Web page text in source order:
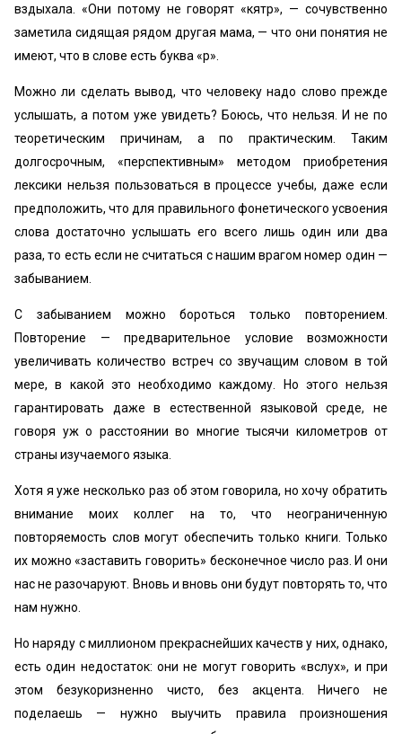
вздыхала. «Они потому не говорят «кятр», — сочувственно
заметила сидящая рядом другая мама, — что они понятия не
имеют, что в слове есть буква «р».
Можно ли сделать вывод, что человеку надо слово прежде
услышать, а потом уже увидеть? Боюсь, что нельзя. И не по
теоретическим причинам, а по практическим. Таким
долгосрочным, «перспективным» методом приобретения
лексики нельзя пользоваться в процессе учебы, даже если
предположить, что для правильного фонетического усвоения
слова достаточно услышать его всего лишь один или два
раза, то есть если не считаться с нашим врагом номер один —
забыванием.
С забыванием можно бороться только повторением.
Повторение — предварительное условие возможности
увеличивать количество встреч со звучащим словом в той
мере, в какой это необходимо каждому. Но этого нельзя
гарантировать даже в естественной языковой среде, не
говоря уж о расстоянии во многие тысячи километров от
страны изучаемого языка.
Хотя я уже несколько раз об этом говорила, но хочу обратить
внимание моих коллег на то, что неограниченную
повторяемость слов могут обеспечить только книги. Только
их можно «заставить говорить» бесконечное число раз. И они
нас не разочаруют. Вновь и вновь они будут повторять то, что
нам нужно.
Но наряду с миллионом прекраснейших качеств у них, однако,
есть один недостаток: они не могут говорить «вслух», и при
этом безукоризненно чисто, без акцента. Ничего не
поделаешь — нужно выучить правила произношения